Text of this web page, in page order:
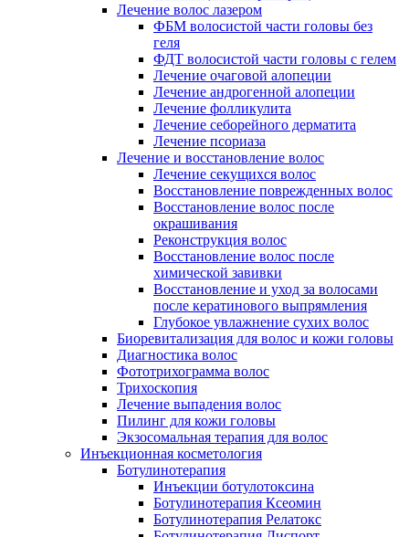
Лечение волос лазером
ФБМ волосистой части головы без
геля
ФДТ волосистой части головы с гелем
Лечение очаговой алопеции
Лечение андрогенной алопеции
Лечение фолликулита
Лечение себорейного дерматита
Лечение псориаза
Лечение и восстановление волос
Лечение секущихся волос
Восстановление поврежденных волос
Восстановление волос после
окрашивания
Реконструкция волос
Восстановление волос после
химической завивки
Восстановление и уход за волосами
после кератинового выпрямления
Глубокое увлажнение сухих волос
Биоревитализация для волос и кожи головы
Диагностика волос
Фототрихограмма волос
Трихоскопия
Лечение выпадения волос
Пилинг для кожи головы
Экзосомальная терапия для волос
Инъекционная косметология
Ботулинотерапия
Инъекции ботулотоксина
Ботулинотерапия Ксеомин
Ботулинотерапия Релатокс